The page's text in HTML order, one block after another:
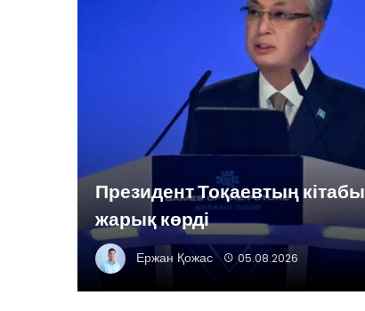
Президент Тоқаевтың кітабы
жарық көрді
Ержан Қожас 05.08.2026